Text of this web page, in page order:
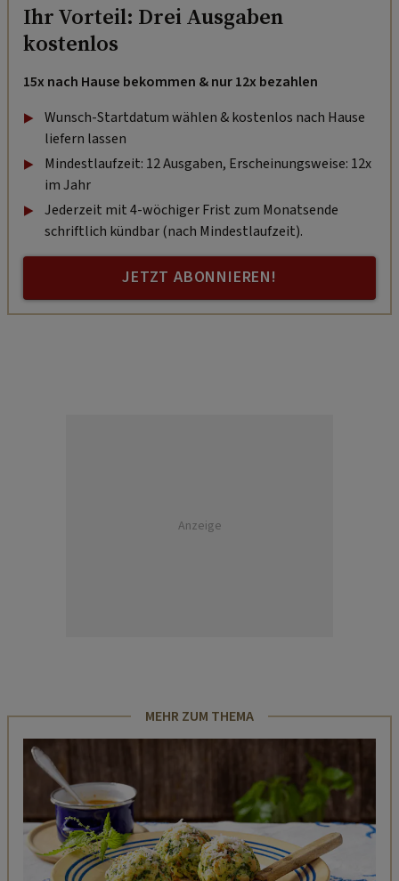
Ihr Vorteil: Drei Ausgaben
kostenlos
15x nach Hause bekommen & nur 12x bezahlen
Wunsch-Startdatum wählen & kostenlos nach Hause
liefern lassen
Mindestlaufzeit: 12 Ausgaben, Erscheinungsweise: 12x
im Jahr
Jederzeit mit 4-wöchiger Frist zum Monatsende
schriftlich kündbar (nach Mindestlaufzeit).
JETZT ABONNIEREN!
Anzeige
MEHR ZUM THEMA